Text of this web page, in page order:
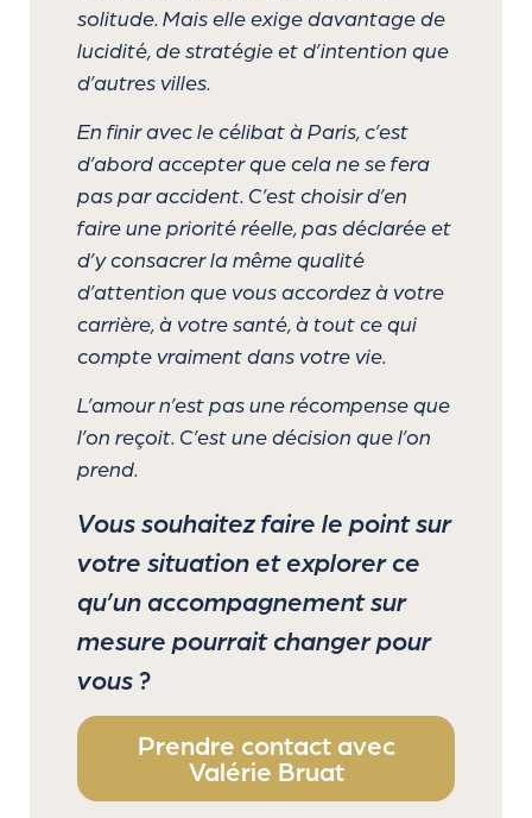
solitude. Mais elle exige davantage de
lucidité, de stratégie et d’intention que
d’autres villes.
En finir avec le célibat à Paris, c’est
d’abord accepter que cela ne se fera
pas par accident. C’est choisir d’en
faire une priorité réelle, pas déclarée et
d’y consacrer la même qualité
d’attention que vous accordez à votre
carrière, à votre santé, à tout ce qui
compte vraiment dans votre vie.
L’amour n’est pas une récompense que
l’on reçoit. C’est une décision que l’on
prend.
Vous souhaitez faire le point sur
votre situation et explorer ce
qu’un accompagnement sur
mesure pourrait changer pour
vous ?
Prendre contact avec
Valérie Bruat